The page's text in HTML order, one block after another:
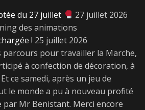
du 27 juillet
27 juillet 2026
des animations
! 25 juillet 2026
parcours pour travailler la Marche,
à confection de décoration, à
ce samedi, après un jeu de
le monde a pu à nouveau profité
par Mr Benistant. Merci encore